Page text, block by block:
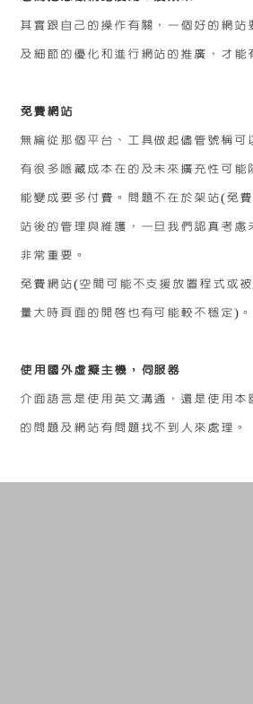
其實跟自己的操作有關，一個好的網站
及細節的優化和進行網站的推廣，才能
免費網站
無綸從那個平台、工具做起儘管號稱可
有很多隱藏成本在的及未來擴充性可能
能變成要多付費。問題不在於架站(免
站後的管理與維護，一旦我們認真考慮
非常重要。
免費網站(空間可能不支援放置程式或
量大時頁面的開啟也有可能較不穩定)。
使用國外虛擬主機，伺服器
介面語言是使用英文溝通，還是使用本
的問題及網站有問題找不到人來處理。